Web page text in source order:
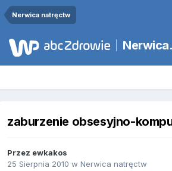
Nerwica natręctw
zaburzenie obsesyjno-
Przez ewkakos
25 Sierpnia 2010 w Nerwica natręctw